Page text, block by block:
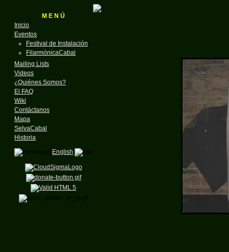
M E N Ú
Inicio
Eventos
Festival de Instalación
FilarmónicaCabal
Mailing Lists
Videos
¿Quiénes Somos?
El FAQ
Wiki
Contáctanos
Mapa
SelvaCabal
Historia
English